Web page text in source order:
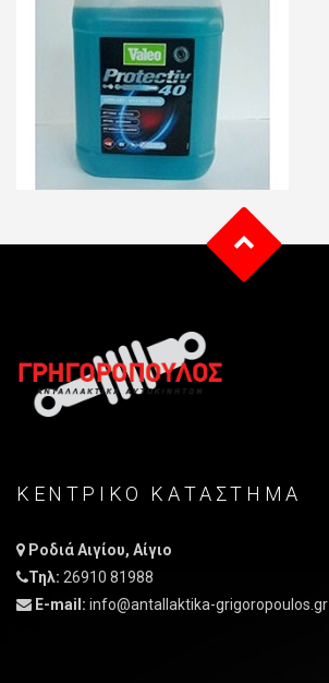
ΚΕΝΤΡΙΚO ΚΑΤAΣΤΗΜΑ
Ροδιά Αιγίου, Αίγιο
Τηλ: 26910 81988
E-mail: info@antallaktika-grigoropoulos.gr